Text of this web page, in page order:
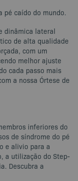
pé caído do mundo.
dinâmica lateral
de alta qualidade
com um
melhor ajuste
cada passo mais
a nossa Órtese de
inferiores do
de síndrome do pé
e alivio para a
a utilização do Step-
Descubra a